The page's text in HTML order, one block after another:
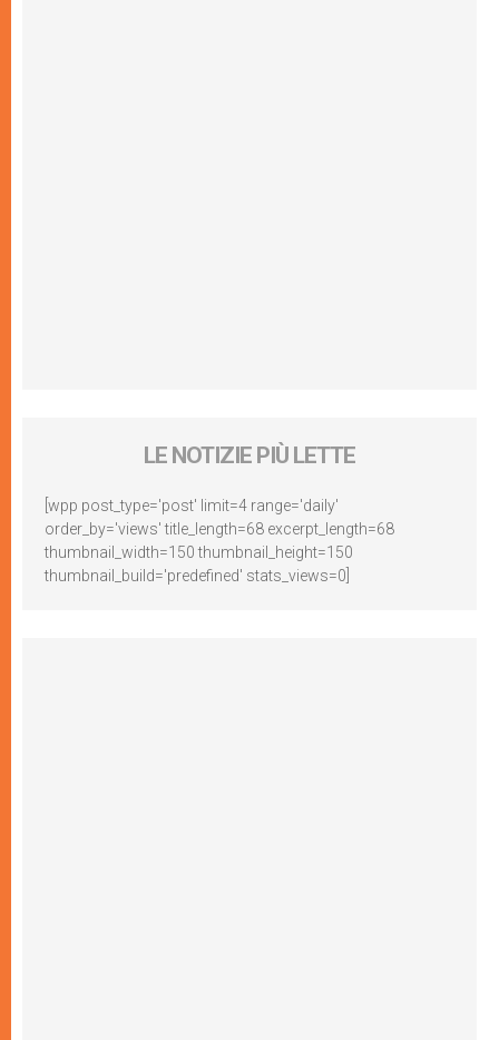
LE NOTIZIE PIÙ LETTE
[wpp post_type='post' limit=4 range='daily'
order_by='views' title_length=68 excerpt_length=68
thumbnail_width=150 thumbnail_height=150
thumbnail_build='predefined' stats_views=0]